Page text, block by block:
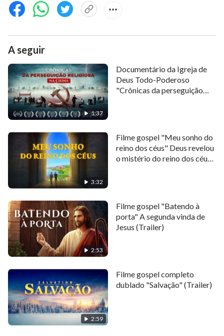
sua adoração e fé cega na Bíblia, ele nunca buscou ou
procurou pela obra de Deus Todo-Poderoso dos
últimos dias. Até que um dia, ao impedir os fiéis de
lerem aspalavras de Deus
internet, ele teve a chance de se encontrar com
pregadores da Igreja de Deus Todo-Poderoso. Após
intensos debates sobre a verdade, será que ele
finalmente enxergou com clareza a relação entre a
Bíblia e Deus? Será que ele conseguiu se afastar da
Bíblia para compreender que Cristo é a verdade, o
caminho e a vida? Será ele arrebatado para diante de
A seguir
1:37
Documentário da Igreja de
Deus Todo-Poderoso
"Crônicas da perseguição
3:32
Filme gospel "Meu sonho do
reino dos céus" Deus revelou
o mistério do reino dos céus
2:53
Filme gospel "Batendo à
porta" A segunda vinda de
Jesus (Trailer)
2:59
Filme gospel completo
dublado "Salvação" (Trailer)